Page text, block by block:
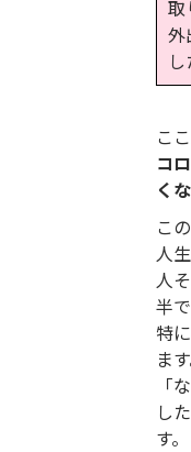
取
外
し
こ
コ
く
こ
人
人
半
特
ます
「
し
す。